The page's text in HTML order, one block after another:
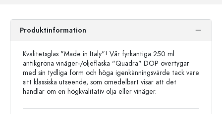
Produktinformation
Kvalitetsglas "Made in Italy"! Vår fyrkantiga 250 ml
antikgröna vinäger-/oljeflaska "Quadra" DOP övertygar
med sin tydliga form och höga igenkänningsvärde tack vare
sitt klassiska utseende, som omedelbart visar att det
handlar om en högkvalitativ olja eller vinäger.